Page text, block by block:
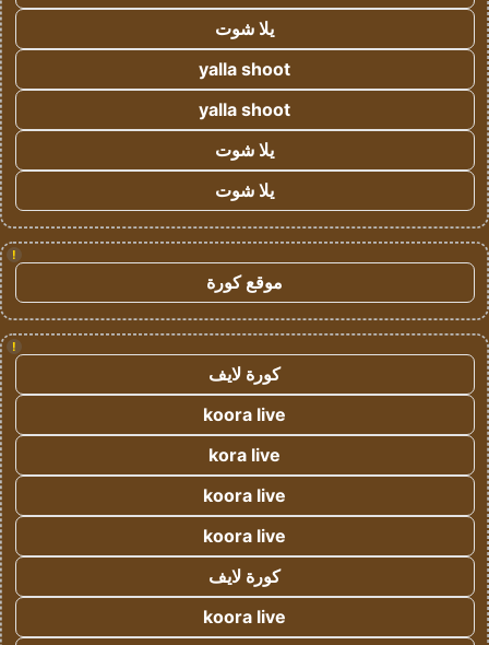
يلا شوت
yalla shoot
yalla shoot
يلا شوت
يلا شوت
!
موقع كورة
!
كورة لايف
koora live
kora live
koora live
koora live
كورة لايف
koora live